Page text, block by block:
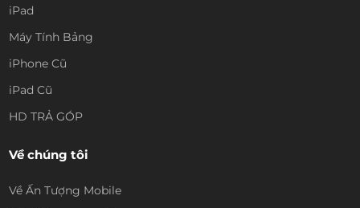
iPad
Máy Tính Bảng
iPhone Cũ
iPad Cũ
HD TRẢ GÓP
Về chúng tôi
Về Ấn Tượng Mobile